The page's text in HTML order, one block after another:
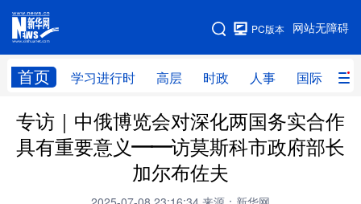
网站无障碍
PC版本
首页 学习进行时 高层 时政 人事 国际 财
网站地图
学习进行时 高层 时政 人事
国际 财经 网评 港澳
专访｜中俄博览会对深化两国务实合作
具有重要意义——访莫斯科市政府部长
加尔布佐夫